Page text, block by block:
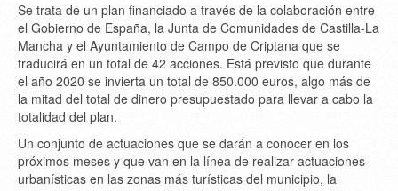
Se trata de un plan financiado a través de la colaboración entre
el Gobierno de España, la Junta de Comunidades de Castilla-La
Mancha y el Ayuntamiento de Campo de Criptana que se
traducirá en un total de 42 acciones. Está previsto que durante
el año 2020 se invierta un total de 850.000 euros, algo más de
la mitad del total de dinero presupuestado para llevar a cabo la
totalidad del plan.
Un conjunto de actuaciones que se darán a conocer en los
próximos meses y que van en la línea de realizar actuaciones
urbanísticas en las zonas más turísticas del municipio, la